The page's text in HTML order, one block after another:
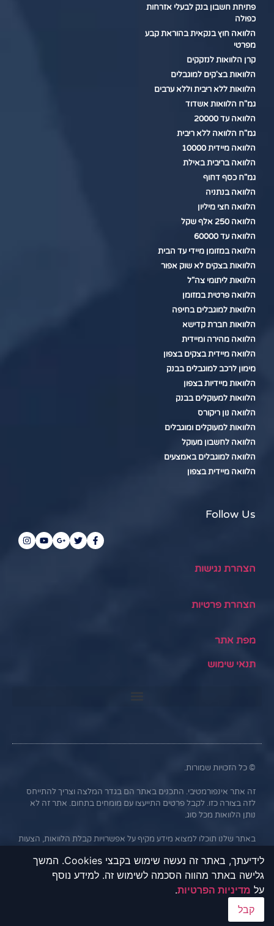
פתיחת חשבון בנק לבעלי אזרחות
כפולה
הלוואה חוץ בנקאית בהוראת קבע
מפרטי
קרן הלוואות לנזקקים
הלוואות בצ'קים למוגבלים
הלוואות ללא ריבית וללא ערבים
גמ"ח הלוואות אשדוד
הלוואה עד 20000
גמ"ח הלוואה ללא ריבית
הלוואה מיידית 10000
הלוואה בריבית באילת
גמ"ח כסף דחוף
הלוואה בנתניה
הלוואה חצי מיליון
הלוואה 250 אלף שקל
הלוואה עד 60000
הלוואה במזומן מיידי עד הבית
הלוואות בצקים לא שוק אפור
הלוואות ליתומי צה"ל
הלוואה פרטית במזומן
הלוואות למוגבלים בחיפה
הלוואות חברת קדישא
הלוואה מהירה ומיידית
הלוואה מיידית בצקים בצפון
מימון לרכב למוגבלים בבנק
הלוואות מיידיות בצפון
הלוואות למעוקלים בבנק
הלוואה נון ריקורס
הלוואות למעוקלים ומוגבלים
הלוואה לחשבון מעוקל
הלוואה למוגבלים באמצעים
הלוואה מיידית בצפון
Follow Us
הצהרת נגישות
הצהרת פרטיות
מפת אתר
תנאי שימוש
© כל הזכויות שמורות.
זה אתר אינפורמטיבי. התכנים באתר הם בגדר המלצה וצריך להתייחס
לזה בצורה כזו. לקבל פרטים התייעצו עם מומחים בתחום. אתר זה לא
נותן הלוואות מכל סוג.
באתר שלנו תוכלו למצוא מידע מקיף על אפשרויות קבלת הלוואות, הצעות
המידע באתר נועד לאפשר לכם להשוות בין הצעות שונות ולקבל אותן
באמצעות פנייה ישירה לבנקים וחברות המימון. אתר "UFU" אינו מקיים
קשר עסקי עם הבנקים או החברות השונות, והמידע נמסר כשירות
לגולשים בלבד. חשוב לציין כי אי עמידה בתנאי ההלוואה או בהחזר
האשראי עלול לגרור חיוב בריבית פיגורים והליכי הוצאה לפועל.
לידיעתך, באתר זה נעשה שימוש בקבצי Cookies. המשך
גלישה באתר מהווה הסכמה לשימוש זה. למידע נוסף
על מדיניות הפרטיות.
קבל